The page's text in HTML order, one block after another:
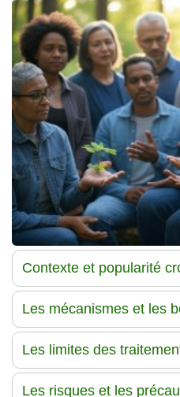
Contexte et popularité
Les mécanismes et les
Les limites des
Les risques et les